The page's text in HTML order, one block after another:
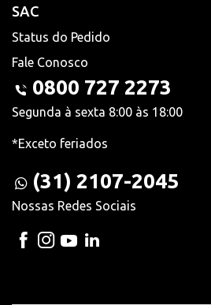
SAC
Status do Pedido
Fale Conosco
0800 727 2273
Segunda à sexta 8:00 às 18:00
*Exceto feriados
(31) 2107-2045
Nossas Redes Sociais